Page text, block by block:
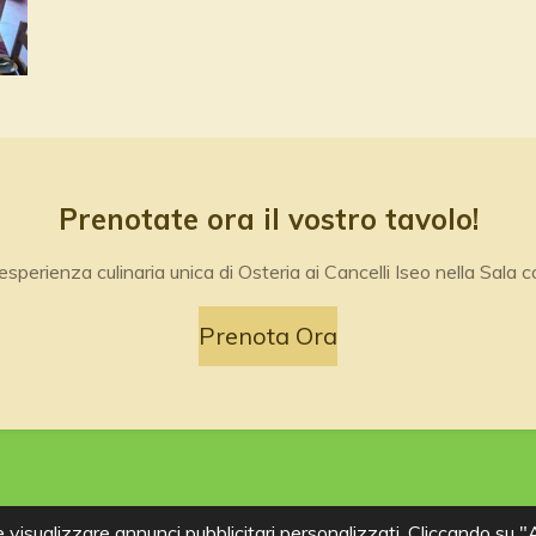
Prenotate ora il vostro tavolo!
culinaria unica di Osteria ai Cancelli Iseo nella Sala
Prenota Ora